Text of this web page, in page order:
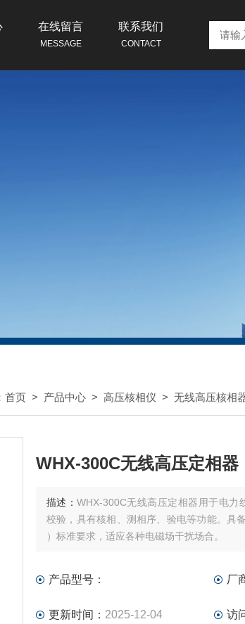
在线留言
MESSAGE
联系我们
CONTACT
首页 > 产品中心 > 高压核相仪 > 无线高压核相
WHX-300C无线高压定相器
描述： WHX-300C无线高压定相器用于电力
校验，具有核相、测相序、验电等功能。具
）标准要求，适应各种电磁场干扰场合。
产品型号： 厂
更新时间： 2025-12-04 访